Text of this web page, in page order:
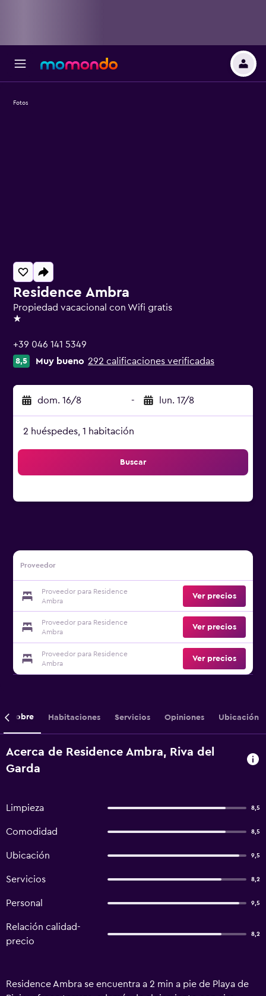
Residence Ambra
Propiedad vacacional con Wifi gratis
1 estrella
+39 046 141 5349
8,5 Muy bueno 292 calificaciones verificadas
dom. 16/8 - lun. 17/8
2 huéspedes, 1 habitación
Buscar
Proveedor
Proveedor para Residence
Ambra
Ver precios
Proveedor para Residence
Ambra
Ver precios
Proveedor para Residence
Ambra
Ver precios
Fotos
Sobre Habitaciones Servicios Opiniones Ubicación
Acerca de Residence Ambra, Riva del
Garda
Limpieza 8,5
Comodidad 8,5
Ubicación 9,5
Servicios 8,2
Personal 9,5
Relación calidad-
precio
8,2
Residence Ambra se encuentra a 2 min a pie de Playa de